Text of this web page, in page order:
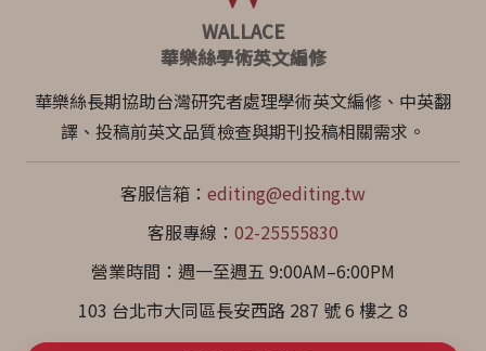
WALLACE
華樂絲學術英文編修
華樂絲長期協助台灣研究者處理學術英文編修、中英翻
譯、投稿前英文品質檢查與期刊投稿相關需求。
客服信箱： editing@editing.tw
客服專線： 02-25555830
營業時間：週一至週五 9:00AM–6:00PM
103 台北市大同區長安西路 287 號 6 樓之 8